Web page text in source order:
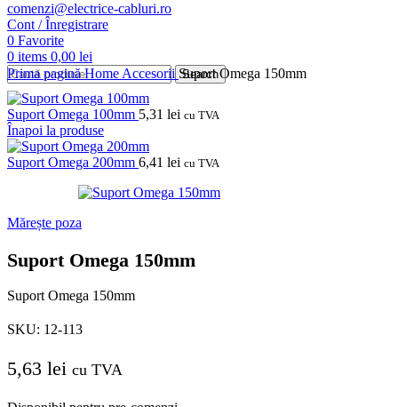
comenzi@electrice-cabluri.ro
Cont / Înregistrare
0 Favorite
0 items 0,00 lei
Search
Prima paginăHome Accesorii Suport Omega 150mm
Suport Omega 100mm 5,31 lei cu TVA
Înapoi la produse
Suport Omega 200mm 6,41 lei cu TVA
Mărește poza
Suport Omega 150mm
Suport Omega 150mm
SKU: 12-113
5,63 lei cu TVA